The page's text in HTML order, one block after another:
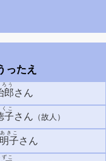
ったえ
郎
ろう
さん
子
くこ
さん （故人）
明子
あきこ
さん
ずこ